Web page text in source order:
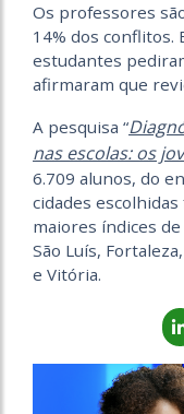
Os professores
14% dos conflitos.
estudantes
afirmaram que
A pesquisa “
nas escolas: os
6.709 alunos, do
cidades
maiores índices
São Luís,
e Vitória.